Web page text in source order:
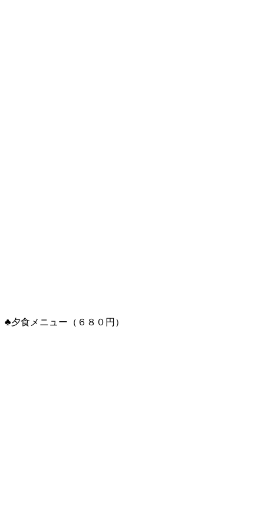
♣夕食メニュー（６８０円）